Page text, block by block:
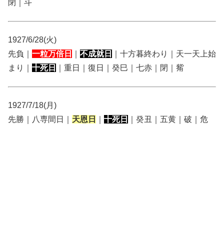
閉｜斗
1927/6/28(火)
先負｜ 一粒万倍日 不成就日
｜十方暮終わり｜天一天上始
まり｜ 十死日 ｜重日｜復日｜癸巳｜七赤｜閉｜觜
1927/7/18(月)
先勝｜八専間日｜ 天恩日 十死日 ｜癸丑｜五黄｜破｜危